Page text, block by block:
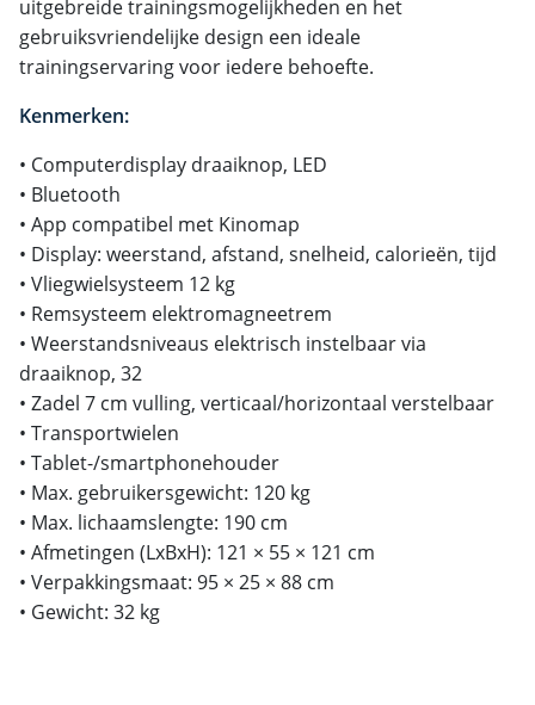
uitgebreide trainingsmogelijkheden en het
gebruiksvriendelijke design een ideale
trainingservaring voor iedere behoefte.
Kenmerken:
• Computerdisplay draaiknop, LED
• Bluetooth
• App compatibel met Kinomap
• Display: weerstand, afstand, snelheid, calorieën, tijd
• Vliegwielsysteem 12 kg
• Remsysteem elektromagneetrem
• Weerstandsniveaus elektrisch instelbaar via
draaiknop, 32
• Zadel 7 cm vulling, verticaal/horizontaal verstelbaar
• Transportwielen
• Tablet-/smartphonehouder
• Max. gebruikersgewicht: 120 kg
• Max. lichaamslengte: 190 cm
• Afmetingen (LxBxH): 121 × 55 × 121 cm
• Verpakkingsmaat: 95 × 25 × 88 cm
• Gewicht: 32 kg